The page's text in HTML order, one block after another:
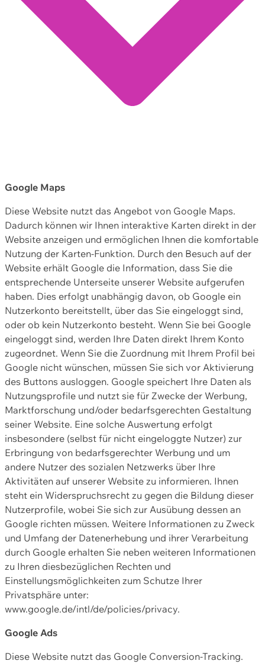
Google Maps
Diese Website nutzt das Angebot von Google Maps.
Dadurch können wir Ihnen interaktive Karten direkt in der
Website anzeigen und ermöglichen Ihnen die komfortable
Nutzung der Karten-Funktion. Durch den Besuch auf der
Website erhält Google die Information, dass Sie die
entsprechende Unterseite unserer Website aufgerufen
haben. Dies erfolgt unabhängig davon, ob Google ein
Nutzerkonto bereitstellt, über das Sie eingeloggt sind,
oder ob kein Nutzerkonto besteht. Wenn Sie bei Google
eingeloggt sind, werden Ihre Daten direkt Ihrem Konto
zugeordnet. Wenn Sie die Zuordnung mit Ihrem Profil bei
Google nicht wünschen, müssen Sie sich vor Aktivierung
des Buttons ausloggen. Google speichert Ihre Daten als
Nutzungsprofile und nutzt sie für Zwecke der Werbung,
Marktforschung und/oder bedarfsgerechten Gestaltung
seiner Website. Eine solche Auswertung erfolgt
insbesondere (selbst für nicht eingeloggte Nutzer) zur
Erbringung von bedarfsgerechter Werbung und um
andere Nutzer des sozialen Netzwerks über Ihre
Aktivitäten auf unserer Website zu informieren. Ihnen
steht ein Widerspruchsrecht zu gegen die Bildung dieser
Nutzerprofile, wobei Sie sich zur Ausübung dessen an
Google richten müssen. Weitere Informationen zu Zweck
und Umfang der Datenerhebung und ihrer Verarbeitung
durch Google erhalten Sie neben weiteren Informationen
zu Ihren diesbezüglichen Rechten und
Einstellungsmöglichkeiten zum Schutze Ihrer
Privatsphäre unter:
www.google.de/intl/de/policies/privacy.
Google Ads
Diese Website nutzt das Google Conversion-Tracking.